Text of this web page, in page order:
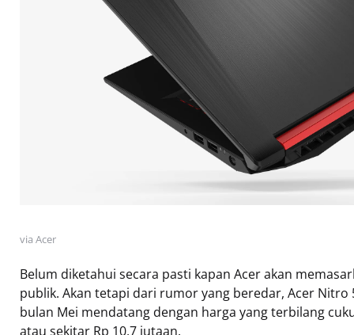
via Acer
Belum diketahui secara pasti kapan Acer akan
publik. Akan tetapi dari rumor yang beredar, Acer
bulan Mei mendatang dengan harga yang terbilang
atau sekitar Rp 10,7 jutaan.